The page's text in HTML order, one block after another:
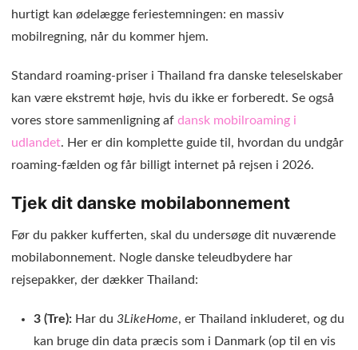
hurtigt kan ødelægge feriestemningen: en massiv
mobilregning, når du kommer hjem.
Standard roaming-priser i Thailand fra danske teleselskaber
kan være ekstremt høje, hvis du ikke er forberedt. Se også
vores store sammenligning af dansk mobilroaming i
udlandet. Her er din komplette guide til, hvordan du undgår
roaming-fælden og får billigt internet på rejsen i 2026.
Tjek dit danske mobilabonnement
Før du pakker kufferten, skal du undersøge dit nuværende
mobilabonnement. Nogle danske teleudbydere har
rejsepakker, der dækker Thailand:
3 (Tre): Har du 3LikeHome, er Thailand inkluderet, og du
kan bruge din data præcis som i Danmark (op til en vis